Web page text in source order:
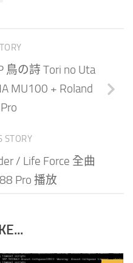
鳥の詩 Tori no Uta
MU100 + Roland
STORY
/ Life Force 全曲
Pro 播放